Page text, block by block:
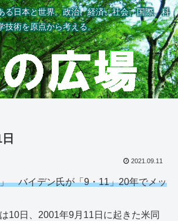
る日本と世界。政治、経済、社会、国際、科
技術を原点から考える。
2021.09.11
バイデン氏が「9・11」20年でメッ
10日、2001年9月11日に起きた米同